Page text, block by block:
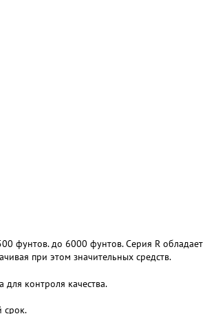
фунтов. до 6000 фунтов. Серия R
при этом значительных средств.
для контроля качества.
срок.